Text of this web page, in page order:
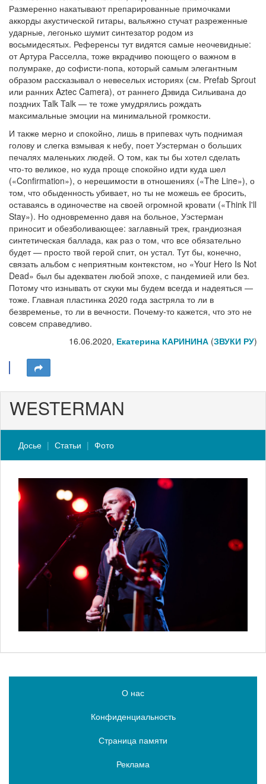
Размеренно накатывают препарированные примочками
аккорды акустической гитары, вальяжно стучат разреженные
ударные, легонько шумит синтезатор родом из
восьмидесятых. Референсы тут видятся самые неочевидные:
от Артура Расселла, тоже вкрадчиво поющего о важном в
полумраке, до софисти-попа, который самым элегантным
образом рассказывал о невеселых историях (см. Prefab Sprout
или ранних Aztec Camera), от раннего Дэвида Сильивана до
поздних Talk Talk — те тоже умудрялись рождать
максимальные эмоции на минимальной громкости.
И также мерно и спокойно, лишь в припевах чуть поднимая
голову и слегка взмывая к небу, поет Уэстерман о больших
печалях маленьких людей. О том, как ты бы хотел сделать
что‑то великое, но куда проще спокойно идти куда шел
(«Confirmation»), о нерешимости в отношениях («The Line»), о
том, что обыденность убивает, но ты не можешь ее бросить,
оставаясь в одиночестве на своей огромной кровати («Think I'll
Stay»). Но одновременно давя на больное, Уэстерман
приносит и обезболивающее: заглавный трек, грандиозная
синтетическая баллада, как раз о том, что все обязательно
будет — просто твой герой спит, он устал. Тут бы, конечно,
связать альбом с неприятным контекстом, но «Your Hero Is Not
Dead» был бы адекватен любой эпохе, с пандемией или без.
Потому что изнывать от скуки мы будем всегда и надеяться —
тоже. Главная пластинка 2020 года застряла то ли в
безвременье, то ли в вечности. Почему‑то кажется, что это не
совсем справедливо.
16.06.2020, Екатерина КАРИНИНА (ЗВУКИ РУ)
WESTERMAN
Досье Статьи Фото
О нас
Конфиденциальность
Страница памяти
Реклама